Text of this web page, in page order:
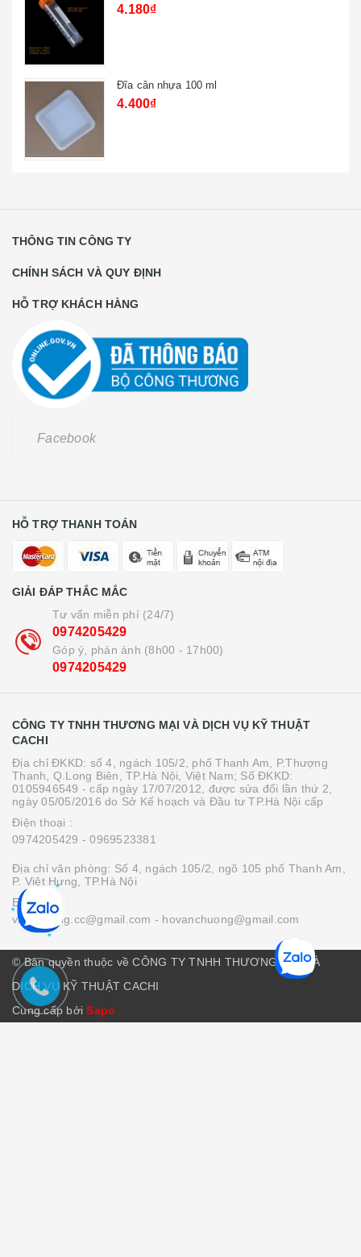
4.180₫
Đĩa cân nhựa 100 ml
4.400₫
THÔNG TIN CÔNG TY
CHÍNH SÁCH VÀ QUY ĐỊNH
HỖ TRỢ KHÁCH HÀNG
Facebook
HỖ TRỢ THANH TOÁN
GIẢI ĐÁP THẮC MẮC
Tư vấn miễn phí (24/7)
0974205429
Góp ý, phản ánh (8h00 - 17h00)
0974205429
CÔNG TY TNHH THƯƠNG MẠI VÀ DỊCH VỤ KỸ THUẬT
CACHI
Địa chỉ ĐKKD: số 4, ngách 105/2, phố Thanh Am, P.Thượng
Thanh, Q.Long Biên, TP.Hà Nội, Việt Nam; Số ĐKKD:
0105946549 - cấp ngày 17/07/2012, được sửa đổi lần thứ 2,
ngày 05/05/2016 do Sở Kế hoạch và Đầu tư TP.Hà Nội cấp
Điện thoại :
0974205429 - 0969523381
Địa chỉ văn phòng: Số 4, ngách 105/2, ngõ 105 phố Thanh Am,
P. Việt Hưng, TP.Hà Nội
Email :
vanchuong.cc@gmail.com - hovanchuong@gmail.com
© Bản quyền thuộc về CÔNG TY TNHH THƯƠNG MẠI VÀ
DỊCH VỤ KỸ THUẬT CACHI
Cung cấp bởiSapo